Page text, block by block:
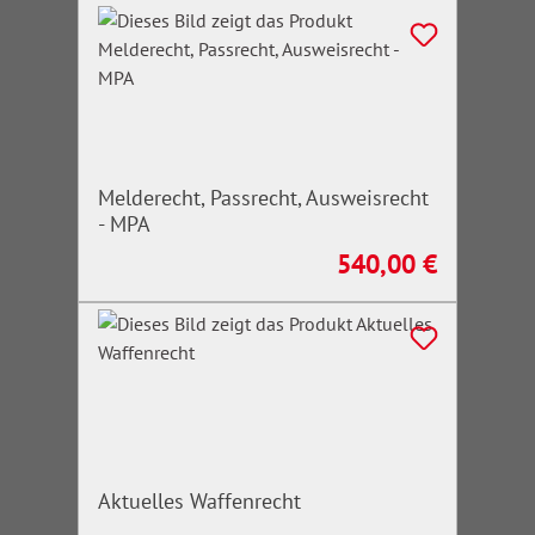
Melderecht, Passrecht, Ausweisrecht
- MPA
Regulärer Preis:
540,00 €
Aktuelles Waffenrecht